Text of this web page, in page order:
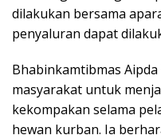
dilakukan bersama
penyaluran dapat
Bhabinkamtibmas
masyarakat untuk
kekompakan selama
hewan kurban. Ia